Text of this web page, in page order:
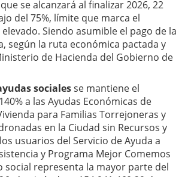
se alcanzará al finalizar 2026, 22
del 75%, límite que marca el
Siendo asumible el pago de la
según la ruta económica pactada y
de Hacienda del Gobierno de
socialesse mantiene el
a las Ayudas Económicas de
para Familias Torrejoneras y
en la Ciudad sin Recursos y
usuarios del Servicio de Ayuda a
y Programa Mejor Comemos
social representa la mayor parte del